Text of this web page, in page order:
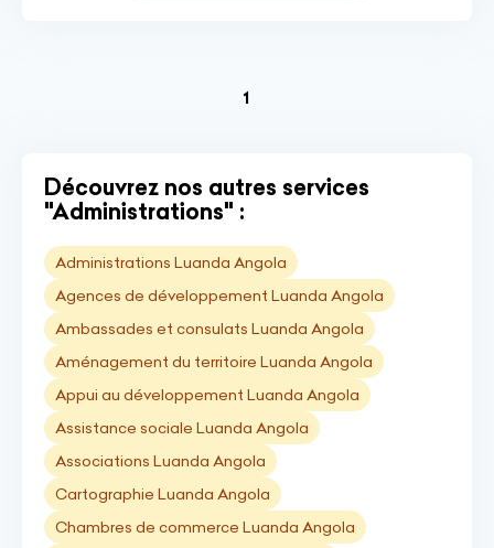
1
Découvrez nos autres services
"Administrations" :
Administrations Luanda Angola
Agences de développement Luanda Angola
Ambassades et consulats Luanda Angola
Aménagement du territoire Luanda Angola
Appui au développement Luanda Angola
Assistance sociale Luanda Angola
Associations Luanda Angola
Cartographie Luanda Angola
Chambres de commerce Luanda Angola